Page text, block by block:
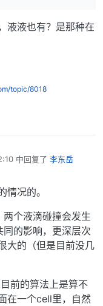
液液也有？是那种在
topic/8018
中回复了 李东岳
况的。
个液滴碰撞会发生
的影响，更深层次
大的（但是目前没几
前的算法上是算不
在一个cell里，自然